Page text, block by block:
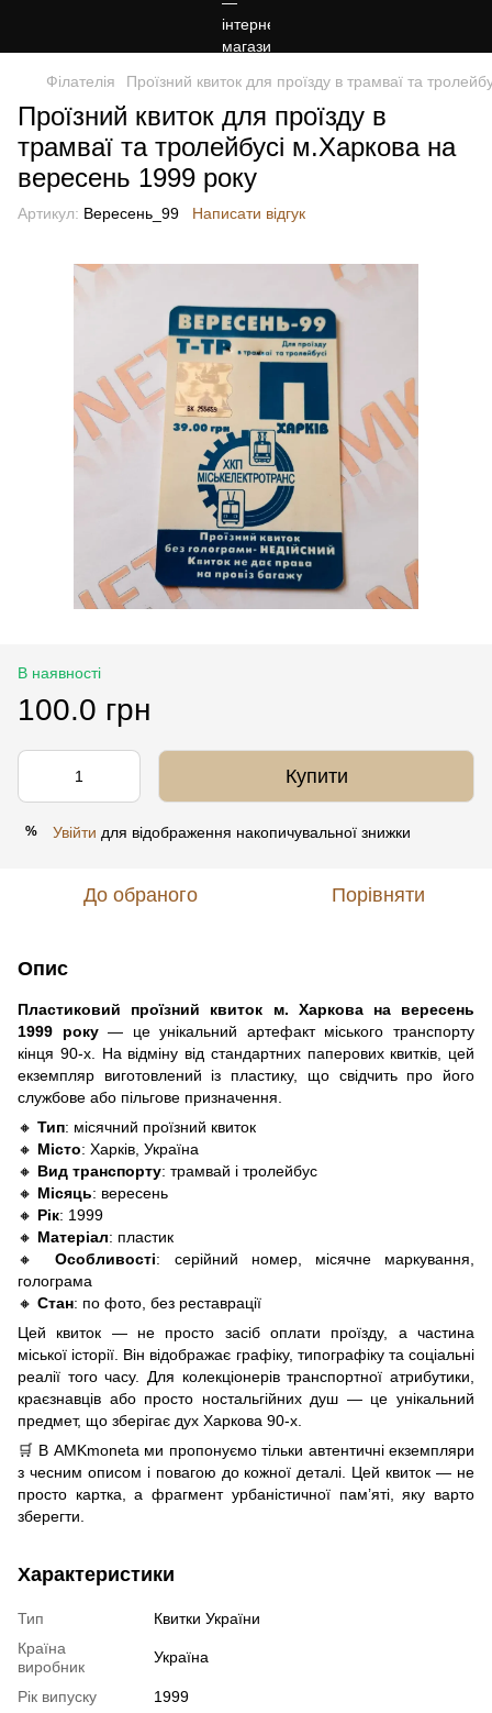
Філателія Проїзний квиток для проїзду в трамваї та
Проїзний квиток для проїзду в
трамваї та тролейбусі м.Харкова на
вересень 1999 року
Артикул: Вересень_99 Написати відгук
В наявності
100.0 грн
Купити
% Увійти для відображення накопичувальної знижки
До обраного Порівняти
Опис
Пластиковий проїзний квиток м. Харкова на вересень
1999 року— це унікальний артефакт міського транспорту
кінця 90-х. На відміну від стандартних паперових квитків, цей
екземпляр виготовлений із пластику, що свідчить про його
службове або пільгове призначення.
🔸 Тип: місячний проїзний квиток
🔸 Місто: Харків, Україна
🔸 Вид транспорту: трамвай і тролейбус
🔸 Місяць: вересень
🔸 Рік: 1999
🔸 Матеріал: пластик
🔸Особливості: серійний номер, місячне маркування,
голограма
🔸 Стан: по фото, без реставрації
Цей квиток — не просто засіб оплати проїзду, а частина
міської історії. Він відображає графіку, типографіку та соціальні
реалії того часу. Для колекціонерів транспортної атрибутики,
краєзнавців або просто ностальгійних душ — це унікальний
предмет, що зберігає дух Харкова 90-х.
🛒 В AMKmoneta ми пропонуємо тільки автентичні екземпляри
з чесним описом і повагою до кожної деталі. Цей квиток — не
просто картка, а фрагмент урбаністичної пам’яті, яку варто
зберегти.
Характеристики
Тип
Квитки України
Країна
виробник
Україна
Рік випуску
1999